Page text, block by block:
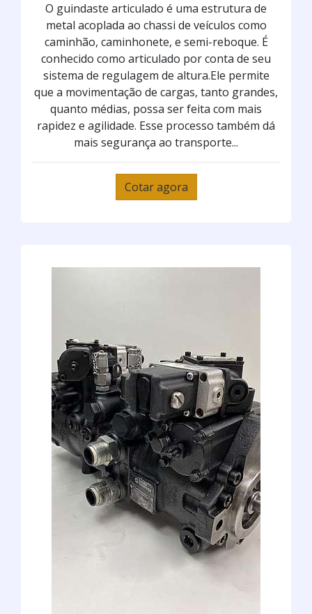
O guindaste articulado é uma estrutura de
metal acoplada ao chassi de veículos como
caminhão, caminhonete, e semi-reboque. É
conhecido como articulado por conta de seu
sistema de regulagem de altura.Ele permite
que a movimentação de cargas, tanto grandes,
quanto médias, possa ser feita com mais
rapidez e agilidade. Esse processo também dá
mais segurança ao transporte...
Cotar agora